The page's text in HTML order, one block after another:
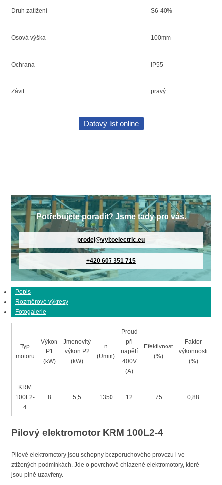
Druh zatížení S6-40%
Osová výška 100mm
Ochrana IP55
Závit pravý
Datový list online
Potřebujete poradit? Jsme tady pro vás.
prodej@vyboelectric.eu
+420 607 351 715
Popis
Rozměrové výkresy
Fotogalerie
Typ
motoru
Výkon
P1
(kW)
Jmenovitý
výkon P2
(kW)
n
(Umin)
Proud
při
napětí
400V
(A)
Efektivnost
(%)
Faktor
výkonnosti
(%)
KRM
100L2-
4
8 5,5 1350 12 75 0,88
Pilový elektromotor KRM 100L2-4
Pilové elektromotory jsou schopny bezporuchového provozu i ve
ztížených podmínkách. Jde o povrchově chlazené elektromotory, které
jsou plně uzavřeny.